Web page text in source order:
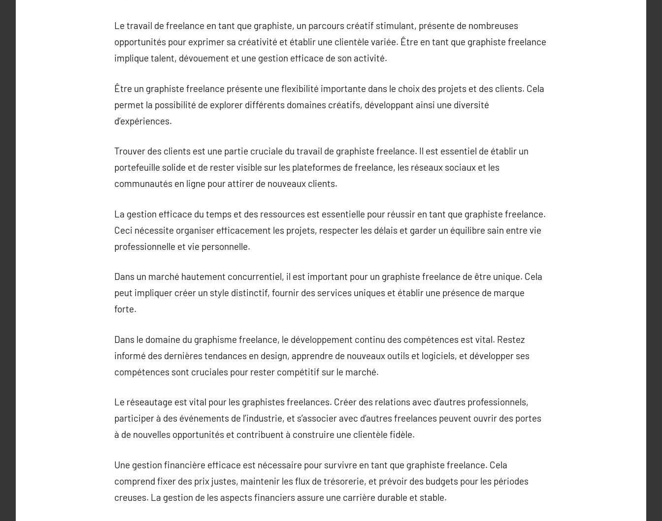
Le travail de freelance en tant que graphiste, un parcours créatif stimulant, présente de nombreuses
opportunités pour exprimer sa créativité et établir une clientèle variée. Être en tant que graphiste freelance
implique talent, dévouement et une gestion efficace de son activité.
Être un graphiste freelance présente une flexibilité importante dans le choix des projets et des clients. Cela
permet la possibilité de explorer différents domaines créatifs, développant ainsi une diversité
d’expériences.
Trouver des clients est une partie cruciale du travail de graphiste freelance. Il est essentiel de établir un
portefeuille solide et de rester visible sur les plateformes de freelance, les réseaux sociaux et les
communautés en ligne pour attirer de nouveaux clients.
La gestion efficace du temps et des ressources est essentielle pour réussir en tant que graphiste freelance.
Ceci nécessite organiser efficacement les projets, respecter les délais et garder un équilibre sain entre vie
professionnelle et vie personnelle.
Dans un marché hautement concurrentiel, il est important pour un graphiste freelance de être unique. Cela
peut impliquer créer un style distinctif, fournir des services uniques et établir une présence de marque
forte.
Dans le domaine du graphisme freelance, le développement continu des compétences est vital. Restez
informé des dernières tendances en design, apprendre de nouveaux outils et logiciels, et développer ses
compétences sont cruciales pour rester compétitif sur le marché.
Le réseautage est vital pour les graphistes freelances. Créer des relations avec d’autres professionnels,
participer à des événements de l’industrie, et s’associer avec d’autres freelances peuvent ouvrir des portes
à de nouvelles opportunités et contribuent à construire une clientèle fidèle.
Une gestion financière efficace est nécessaire pour survivre en tant que graphiste freelance. Cela
comprend fixer des prix justes, maintenir les flux de trésorerie, et prévoir des budgets pour les périodes
creuses. La gestion de les aspects financiers assure une carrière durable et stable.